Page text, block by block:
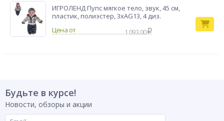
ИГРОЛЕНД Пупс мягкое тело, звук, 45 см,
пластик, полиэстер, 3хAG13, 4 диз.
1 093.00
Будьте в курсе!
Новости, обзоры и акции